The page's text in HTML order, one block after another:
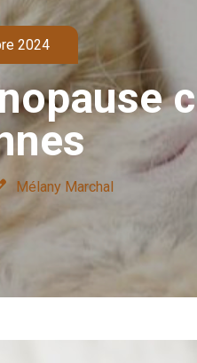
2024
Mélany Marchal